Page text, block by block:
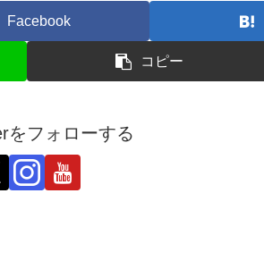
Facebook
コピー
をフォローする